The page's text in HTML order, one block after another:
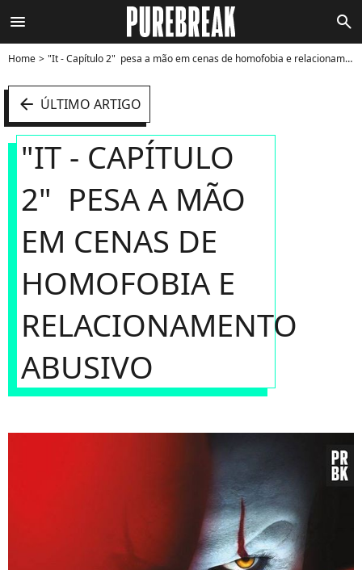
menu search
Home "It - Capítulo 2" pesa a mão em cenas de homofobia e relacionamento abusivo - Foto
arrow_left ÚLTIMO ARTIGO
"IT - CAPÍTULO
2" PESA A MÃO
EM CENAS DE
HOMOFOBIA E
RELACIONAMENTO
ABUSIVO